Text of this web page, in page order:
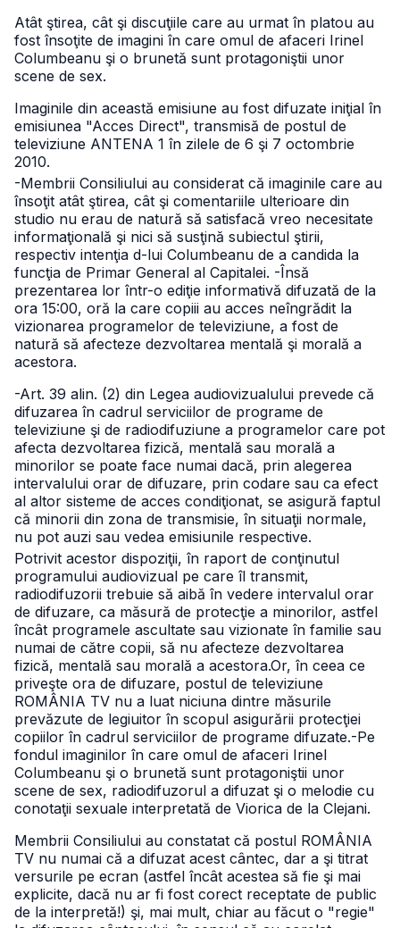
Atât ştirea, cât şi discuţiile care au urmat în platou au
fost însoţite de imagini în care omul de afaceri Irinel
Columbeanu şi o brunetă sunt protagoniştii unor
scene de sex.
Imaginile din această emisiune au fost difuzate iniţial în
emisiunea "Acces Direct", transmisă de postul de
televiziune ANTENA 1 în zilele de 6 şi 7 octombrie
2010.
-Membrii Consiliului au considerat că imaginile care au
însoţit atât ştirea, cât şi comentariile ulterioare din
studio nu erau de natură să satisfacă vreo necesitate
informaţională şi nici să susţină subiectul ştirii,
respectiv intenţia d-lui Columbeanu de a candida la
funcţia de Primar General al Capitalei. -Însă
prezentarea lor într-o ediţie informativă difuzată de la
ora 15:00, oră la care copiii au acces neîngrădit la
vizionarea programelor de televiziune, a fost de
natură să afecteze dezvoltarea mentală şi morală a
acestora.
-Art. 39 alin. (2) din Legea audiovizualului prevede că
difuzarea în cadrul serviciilor de programe de
televiziune şi de radiodifuziune a programelor care pot
afecta dezvoltarea fizică, mentală sau morală a
minorilor se poate face numai dacă, prin alegerea
intervalului orar de difuzare, prin codare sau ca efect
al altor sisteme de acces condiţionat, se asigură faptul
că minorii din zona de transmisie, în situaţii normale,
nu pot auzi sau vedea emisiunile respective.
Potrivit acestor dispoziţii, în raport de conţinutul
programului audiovizual pe care îl transmit,
radiodifuzorii trebuie să aibă în vedere intervalul orar
de difuzare, ca măsură de protecţie a minorilor, astfel
încât programele ascultate sau vizionate în familie sau
numai de către copii, să nu afecteze dezvoltarea
fizică, mentală sau morală a acestora.Or, în ceea ce
priveşte ora de difuzare, postul de televiziune
ROMÂNIA TV nu a luat niciuna dintre măsurile
prevăzute de legiuitor în scopul asigurării protecţiei
copiilor în cadrul serviciilor de programe difuzate.-Pe
fondul imaginilor în care omul de afaceri Irinel
Columbeanu şi o brunetă sunt protagoniştii unor
scene de sex, radiodifuzorul a difuzat şi o melodie cu
conotaţii sexuale interpretată de Viorica de la Clejani.
Membrii Consiliului au constatat că postul ROMÂNIA
TV nu numai că a difuzat acest cântec, dar a şi titrat
versurile pe ecran (astfel încât acestea să fie şi mai
explicite, dacă nu ar fi fost corect receptate de public
de la interpretă!) şi, mai mult, chiar au făcut o "regie"